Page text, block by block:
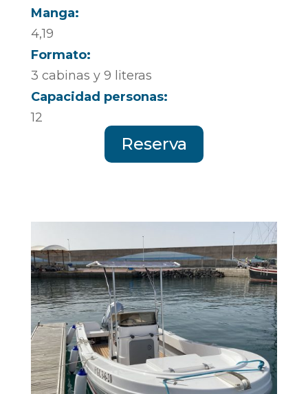
Manga:
4,19
Formato:
3 cabinas y 9 literas
Capacidad personas:
12
Reserva